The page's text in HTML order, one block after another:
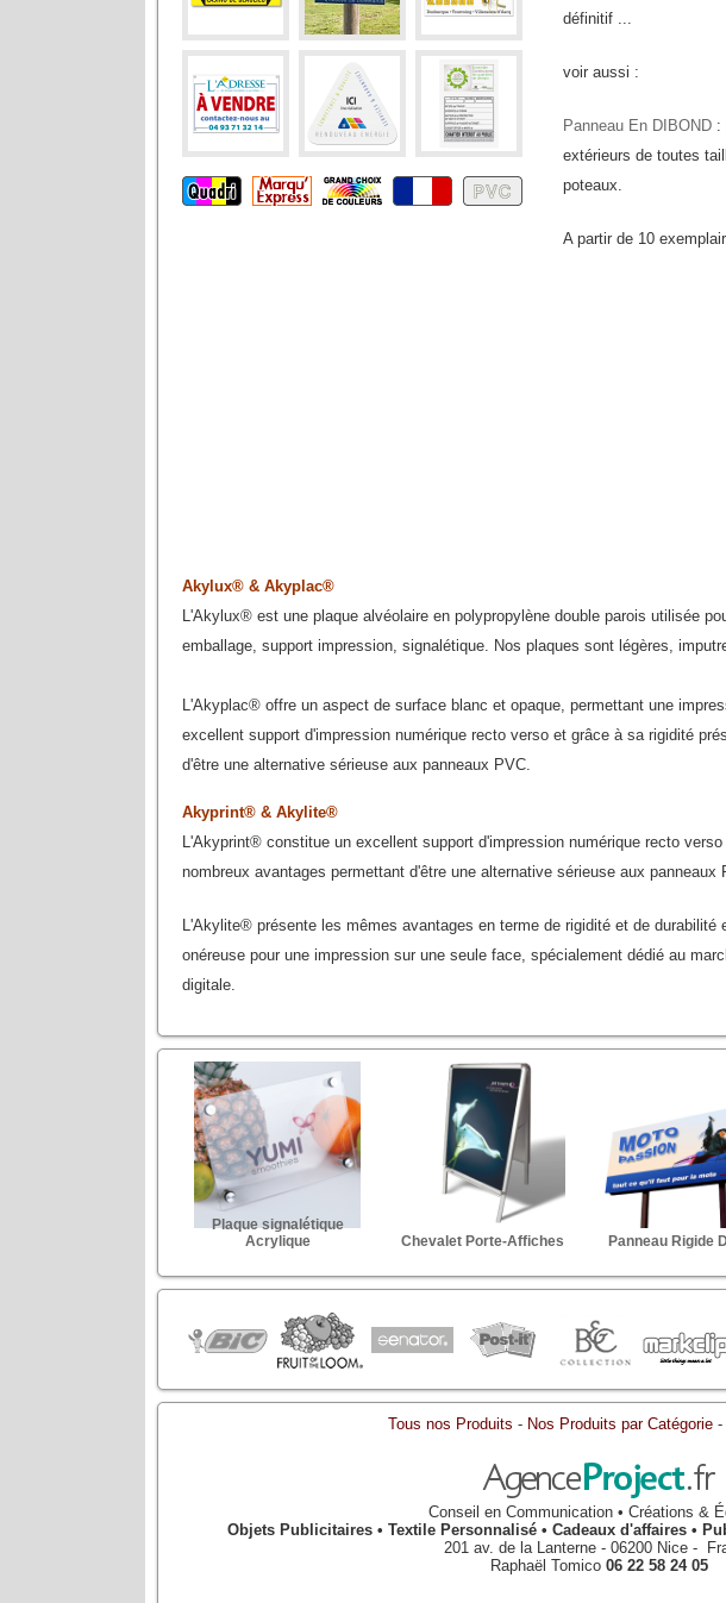
définitif ...
voir aussi :
Panneau En DIBOND :
extérieurs de toutes
poteaux.
A partir de 10
Akylux® & Akyplac®
L'Akylux® est une plaque alvéolaire en polypropylène double parois utilisée
emballage, support impression, signalétique. Nos plaques sont légères,
L'Akyplac® offre un aspect de surface blanc et opaque, permettant une
excellent support d'impression numérique recto verso et grâce à sa rigidité
d'être une alternative sérieuse aux panneaux PVC.
Akyprint® & Akylite®
L'Akyprint® constitue un excellent support d'impression numérique recto
nombreux avantages permettant d'être une alternative sérieuse aux panneaux
L'Akylite® présente les mêmes avantages en terme de rigidité et de
onéreuse pour une impression sur une seule face, spécialement dédié au
digitale.
Plaque signalétique
Acrylique
Chevalet Porte-Affiches Panneau Rigide
Tous nos Produits - Nos Produits par Catégorie -
Conseil en Communication • Créations &
Objets Publicitaires • Textile Personnalisé • Cadeaux d'affaires •
201 av. de la Lanterne - 06200 Nice-
Raphaël Tomico 06 22 58 24 05